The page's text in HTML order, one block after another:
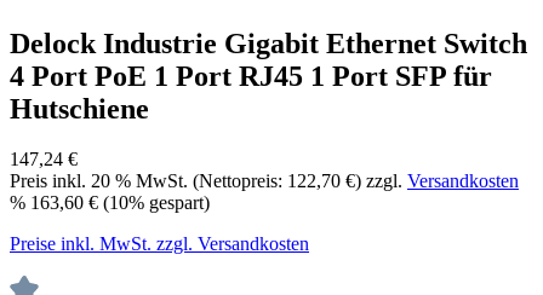
Delock Industrie Gigabit Ethernet Switch
4 Port PoE 1 Port RJ45 1 Port SFP für
Hutschiene
147,24 €
Preis inkl. 20 % MwSt. (Nettopreis: 122,70 €) zzgl. Versandkosten
% 163,60 € (10% gespart)
Preise inkl. MwSt. zzgl. Versandkosten